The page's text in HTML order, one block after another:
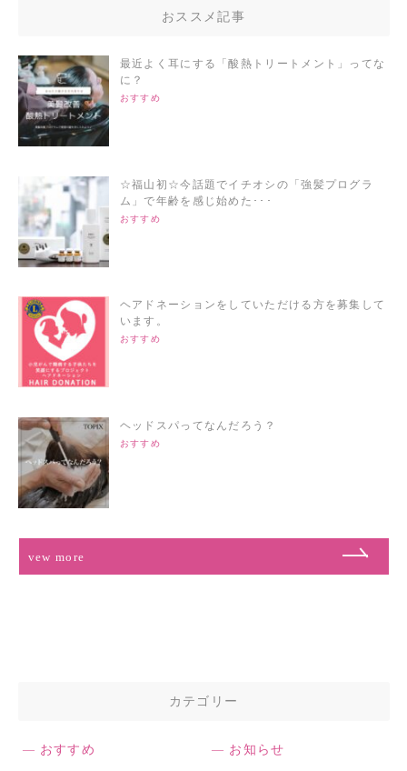
おススメ記事
最近よく耳にする「酸熱トリートメント」ってな
に？
おすすめ
☆福山初☆今話題でイチオシの「強髪プログラ
ム」で年齢を感じ始めた･･･
おすすめ
ヘアドネーションをしていただける方を募集して
います。
おすすめ
ヘッドスパってなんだろう？
おすすめ
vew more
カテゴリー
おすすめ お知らせ